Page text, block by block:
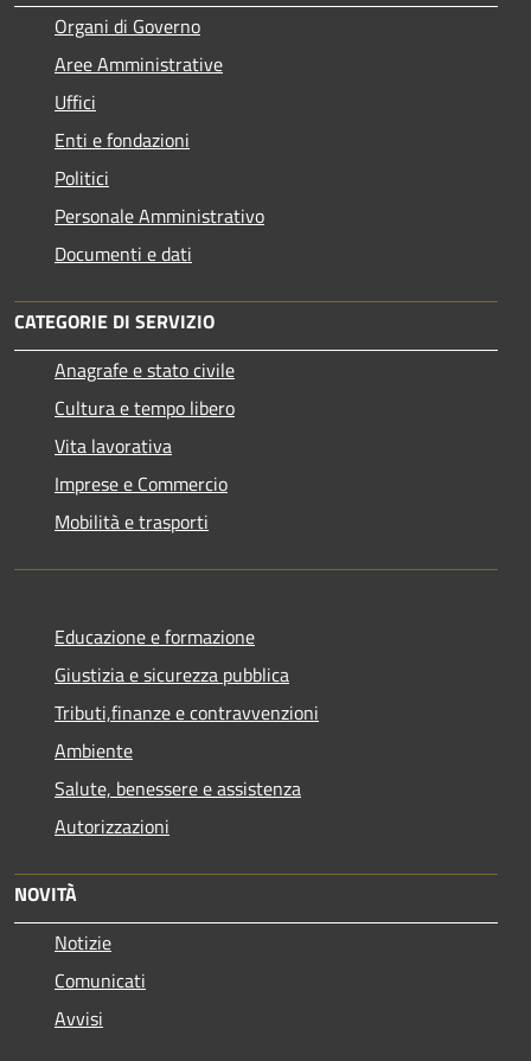
Organi di Governo
Aree Amministrative
Uffici
Enti e fondazioni
Politici
Personale Amministrativo
Documenti e dati
CATEGORIE DI SERVIZIO
Anagrafe e stato civile
Cultura e tempo libero
Vita lavorativa
Imprese e Commercio
Mobilità e trasporti
Educazione e formazione
Giustizia e sicurezza pubblica
Tributi,finanze e contravvenzioni
Ambiente
Salute, benessere e assistenza
Autorizzazioni
NOVITÀ
Notizie
Comunicati
Avvisi